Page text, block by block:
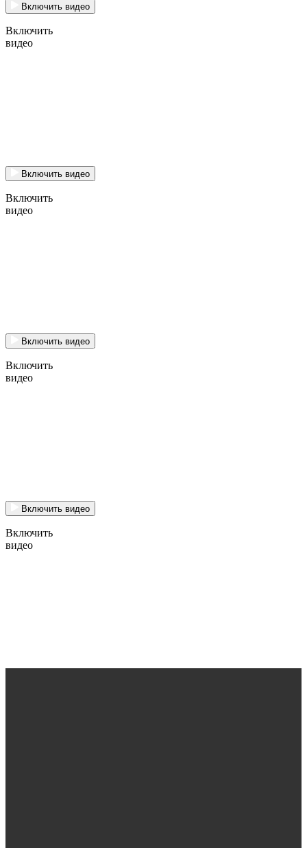
Включить видео
Включить
видео
Включить видео
Включить
видео
Включить видео
Включить
видео
Включить видео
Включить
видео